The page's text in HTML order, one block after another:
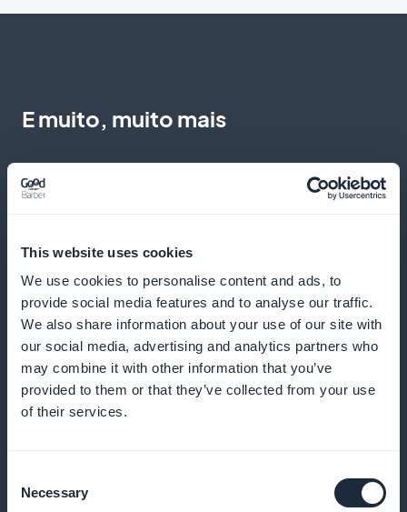
This website uses cookies
We use cookies to personalise content and ads, to
provide social media features and to analyse our traffic.
We also share information about your use of our site with
our social media, advertising and analytics partners who
may combine it with other information that you’ve
provided to them or that they’ve collected from your use
of their services.
Selection
Necessary
E muito, muito mais
Visão detalhada do desempenho da
assinatura
Analise as preferências e o comportamento de seus
assinantes para refinar sua estratégia de conteúdo e
maximizar o envolvimento
Widget de promoção de assinatura